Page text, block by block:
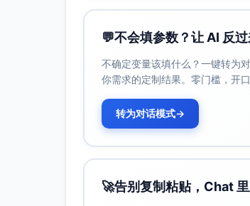
呼气阀（PEEP阀）按设
呼出气体经呼气通道与
触发与同步（在患者有自主
设备在呼气相监测流量
一旦满足触发阈值，提
压力、流量、体积、
控制器根据偏差修正阀
💬不会填参数？让 AI 反
不确定变量该填什么？一键转为
你需求的定制结果。零门槛，开口
转为对话模式→
🚀告别复制粘贴，Chat